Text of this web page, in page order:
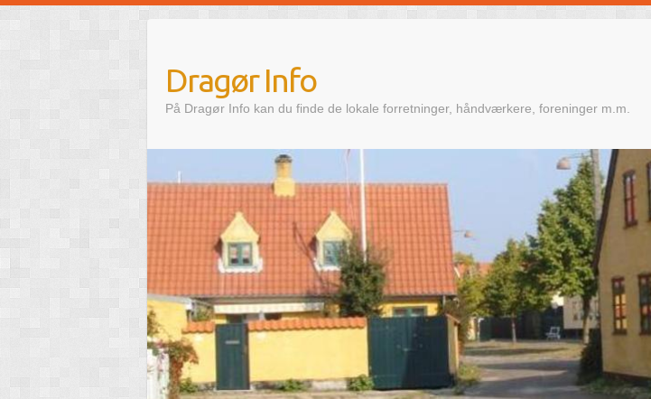
content
Dragør Info
På Dragør Info kan du finde de lokale forretninger, håndværkere, foreninger m.m.